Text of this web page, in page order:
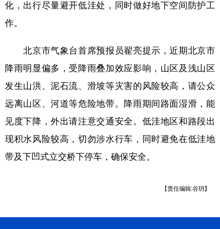
山东 河南 湖北 湖南
四川 贵州 云南 西藏
陕西 甘肃 青海 宁夏
English Español Français
化，出行尽量避开低洼处，同时做好地下空间防护工
作。
北京市气象台首席预报员翟亮提示，近期北京市
降雨明显偏多，受降雨叠加效应影响，山区及浅山区
发生山洪、泥石流、滑坡等灾害的风险较高，请公众
远离山区、河道等危险地带。降雨期间路面湿滑，能
见度下降，外出请注意交通安全。低洼地区和路段出
现积水风险较高，切勿涉水行车，同时避免在低洼地
带及下凹式立交桥下停车，确保安全。
【责任编辑:谷玥】